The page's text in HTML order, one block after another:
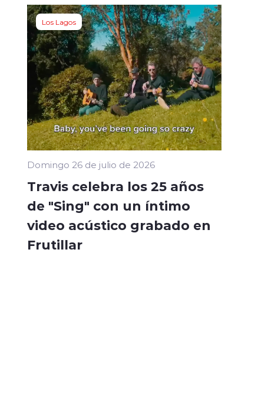
Los Lagos
Domingo 26 de julio de 2026
Travis celebra los 25 años
de "Sing" con un íntimo
video acústico grabado en
Frutillar